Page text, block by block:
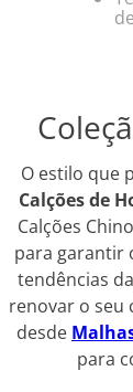
O estilo que
Calções de
Calções
para garantir
tendências
renovar o seu
desde
para